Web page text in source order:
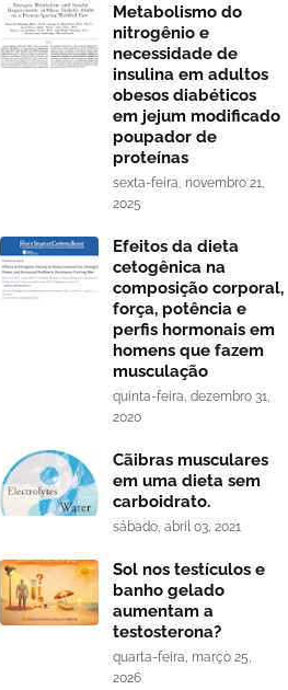
Metabolismo do
nitrogênio e
necessidade de
insulina em adultos
obesos diabéticos
em jejum modificado
poupador de
proteínas
sexta-feira, novembro 21,
2025
Efeitos da dieta
cetogênica na
composição corporal,
força, potência e
perfis hormonais em
homens que fazem
musculação
quinta-feira, dezembro 31,
2020
Cãibras musculares
em uma dieta sem
carboidrato.
sábado, abril 03, 2021
Sol nos testículos e
banho gelado
aumentam a
testosterona?
quarta-feira, março 25,
2026